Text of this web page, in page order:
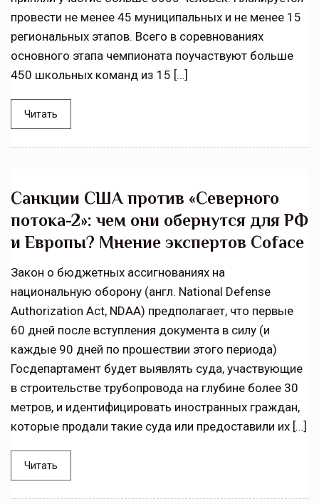
провести не менее 45 муниципальных и не менее 15
региональных этапов. Всего в соревнованиях
основного этапа чемпионата поучаствуют больше
450 школьных команд из 15 […]
Читать
Санкции США против «Северного
потока-2»: чем они обернутся для РФ
и Европы? Мнение экспертов Coface
Закон о бюджетных ассигнованиях на
национальную оборону (англ. National Defense
Authorization Act, NDAA) предполагает, что первые
60 дней после вступления документа в силу (и
каждые 90 дней по прошествии этого периода)
Госдепартамент будет выявлять суда, участвующие
в строительстве трубопровода на глубине более 30
метров, и идентифицировать иностранных граждан,
которые продали такие суда или предоставили их […]
Читать